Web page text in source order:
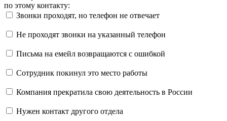
по этому контакту:
Звонки проходят, но телефон не отвечает
Не проходят звонки на указанный телефон
Письма на емейл возвращаются с ошибкой
Сотрудник покинул это место работы
Компания прекратила свою деятельность в России
Нужен контакт другого отдела